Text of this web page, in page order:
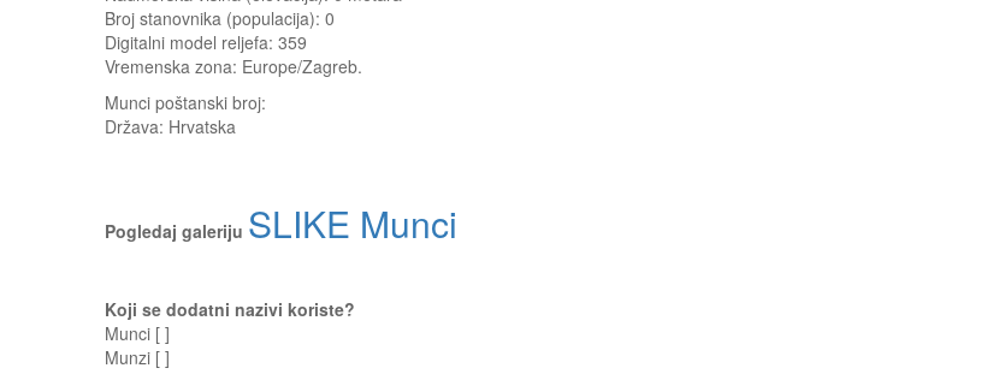
Broj stanovnika (populacija): 0
Digitalni model reljefa: 359
Vremenska zona: Europe/Zagreb.
Munci poštanski broj:
Država: Hrvatska
Pogledaj galeriju SLIKE Munci
Koji se dodatni nazivi koriste?
Munci [ ]
Munzi [ ]